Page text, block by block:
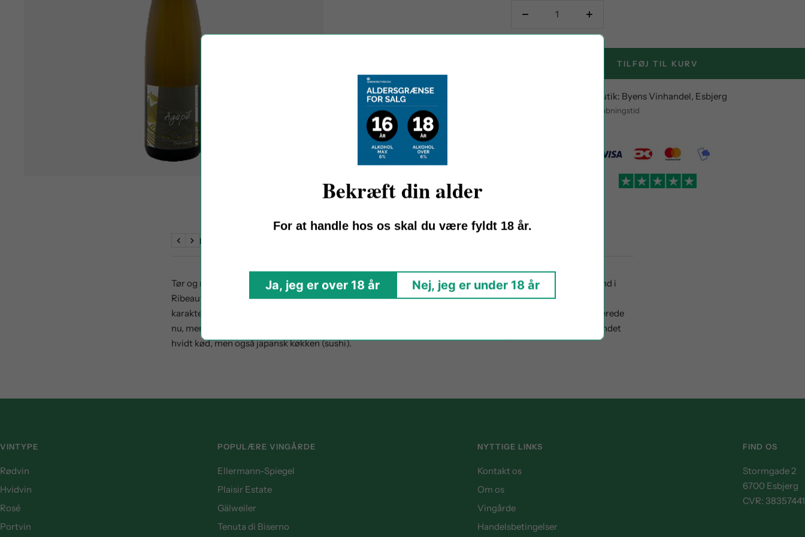
Decrease
quantity
Increase
quantity
TILFØJ TIL KURV
Bestil og afhent i butik: Byens Vinhandel, Esbjerg
Afhentning indenfor åbningstid
BESKRIVELSE
Previous
Next
Tør og mineralsk, lysegul farve med grønne noter. Dette er en klassisk vin fra Agapé . Fra kalkstens jordbund i
Ribeauvillé kommune, næsen er blomstret (hvide blomster) med stor kompleksitet. På ganen finder vi en
karakteristisk friskhed efterfulgt af en intens smag med en flot mineral note. Den er meget tilgængelig allerede
nu, men vil udvikle sig yderligere de næste år. Gastronomisk: En excellent ledsager til skaldyr, fjerkræ og andet
hvidt kød, men også japansk køkken (sushi).
VINTYPE
Rødvin
Hvidvin
Rosé
Portvin
POPULÆRE VINGÅRDE
Ellermann-Spiegel
Plaisir Estate
Gälweiler
Tenuta di Biserno
NYTTIGE LINKS
Kontakt os
Om os
Vingårde
Handelsbetingelser
FIND OS
Stormgade 2
6700 Esbjerg
CVR: 38357441
Bekræft din alder
For at handle hos os skal du være fyldt 18 år.
Ja, jeg er over 18 år Nej, jeg er under 18 år